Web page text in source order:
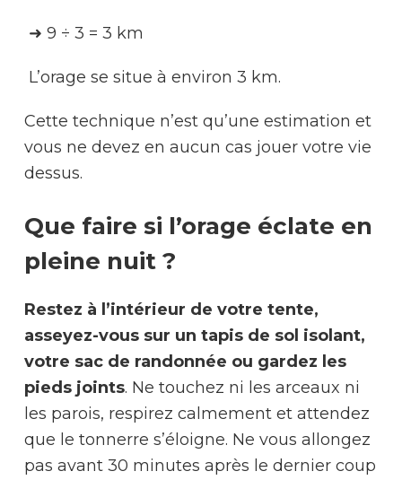
➜ 9 ÷ 3 = 3 km
L’orage se situe à environ 3 km.
Cette technique n’est qu’une estimation et
vous ne devez en aucun cas jouer votre vie
dessus.
Que faire si l’orage éclate en
pleine nuit ?
Restez à l’intérieur de votre tente,
asseyez-vous sur un tapis de sol isolant,
votre sac de randonnée ou gardez les
pieds joints. Ne touchez ni les arceaux ni
les parois, respirez calmement et attendez
que le tonnerre s’éloigne. Ne vous allongez
pas avant 30 minutes après le dernier coup